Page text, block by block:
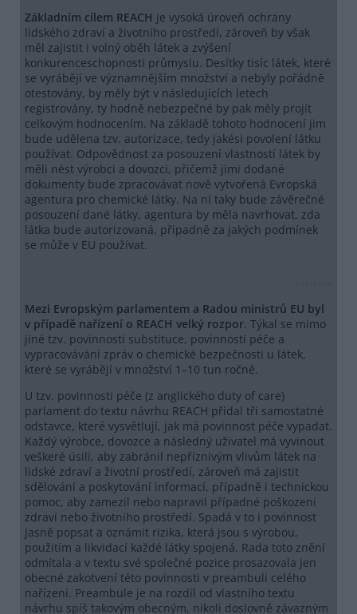
Základním cílem REACH je vysoká úroveň ochrany
lidského zdraví a životního prostředí, zároveň by však
měl zajistit i volný oběh látek a zvýšení
konkurenceschopnosti průmyslu. Desítky tisíc látek, které
se vyrábějí ve významnějším množství a nebyly pořádně
otestovány, by měly být v následujících letech
registrovány, ty hodně nebezpečné by pak měly projít
celkovým hodnocením. Na základě tohoto hodnocení jim
bude udělena tzv. autorizace, tedy jakési povolení látku
používat. Odpovědnost za posouzení vlastností látek by
měli nést výrobci a dovozci, přičemž jimi dodané
dokumenty bude zpracovávat nově vytvořená Evropská
agentura pro chemické látky. Na ní taky bude závěrečné
posouzení dané látky, agentura by měla navrhovat, zda
látka bude autorizovaná, případně za jakých podmínek
se může v EU používat.
Mezi Evropským parlamentem a Radou ministrů EU byl
v případě nařízení o REACH velký rozpor. Týkal se mimo
jiné tzv. povinnosti substituce, povinnosti péče a
vypracovávání zpráv o chemické bezpečnosti u látek,
které se vyrábějí v množství 1–10 tun ročně.
U tzv. povinnosti péče (z anglického duty of care)
parlament do textu návrhu REACH přidal tři samostatné
odstavce, které vysvětlují, jak má povinnost péče vypadat.
Každý výrobce, dovozce a následný uživatel má vyvinout
veškeré úsilí, aby zabránil nepříznivým vlivům látek na
lidské zdraví a životní prostředí, zároveň má zajistit
sdělování a poskytování informací, případně i technickou
pomoc, aby zamezil nebo napravil případné poškození
zdraví nebo životního prostředí. Spadá v to i povinnost
jasně popsat a oznámit rizika, která jsou s výrobou,
použitím a likvidací každé látky spojená. Rada toto znění
odmítala a v textu své společné pozice prosazovala jen
obecné zakotvení této povinnosti v preambuli celého
nařízení. Preambule je na rozdíl od vlastního textu
návrhu spíš takovým obecným, nikoli doslovně závazným